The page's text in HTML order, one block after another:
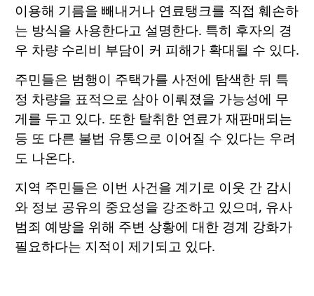
이용해 기름을 빼내거나 연료탱크를 직접 훼손하
는 방식을 사용한다고 설명한다. 특히 후자의 경
우 차량 수리비 부담이 커 피해가 확대될 수 있다.
주민들은 범행이 주택가를 사전에 탐색한 뒤 특
정 차량을 표적으로 삼아 이뤄졌을 가능성에 무
게를 두고 있다. 또한 탈취한 연료가 재판매되는
등 또 다른 불법 유통으로 이어질 수 있다는 우려
도 나온다.
지역 주민들은 이번 사건을 계기로 이웃 간 감시
와 정보 공유의 중요성을 강조하고 있으며, 유사
범죄 예방을 위해 주변 상황에 대한 경계 강화가
필요하다는 지적이 제기되고 있다.